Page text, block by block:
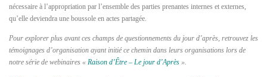
nécessaire à l’appropriation par l’ensemble des parties prenantes internes et externes,
qu’elle deviendra une boussole en actes partagée.
Pour explorer plus avant ces champs de questionnements du jour d’après, retrouvez les
témoignages d’organisation ayant initié ce chemin dans leurs organisations lors de
notre série de webinaires « Raison d’Être – Le jour d’Après ».